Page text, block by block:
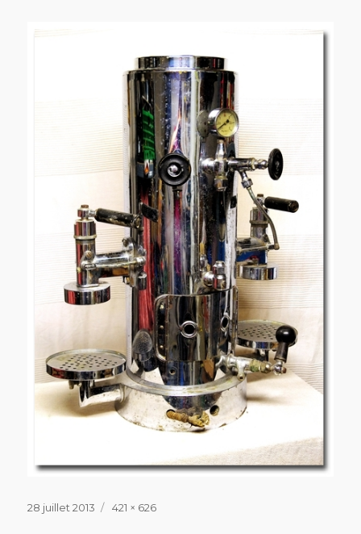
Publié
28 juillet 2013
Taille
421 × 626